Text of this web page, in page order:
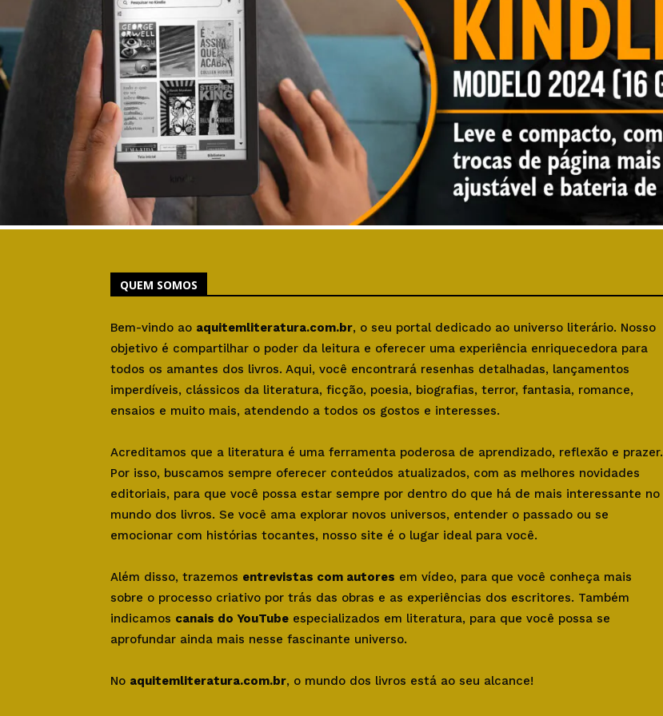
QUEM SOMOS
Bem-vindo ao aquitemliteratura.com.br, o seu portal dedicado ao universo literário. Nosso
objetivo é compartilhar o poder da leitura e oferecer uma experiência enriquecedora para
todos os amantes dos livros. Aqui, você encontrará resenhas detalhadas, lançamentos
imperdíveis, clássicos da literatura, ficção, poesia, biografias, terror, fantasia, romance,
ensaios e muito mais, atendendo a todos os gostos e interesses.
Acreditamos que a literatura é uma ferramenta poderosa de aprendizado, reflexão e prazer.
Por isso, buscamos sempre oferecer conteúdos atualizados, com as melhores novidades
editoriais, para que você possa estar sempre por dentro do que há de mais interessante no
mundo dos livros. Se você ama explorar novos universos, entender o passado ou se
emocionar com histórias tocantes, nosso site é o lugar ideal para você.
Além disso, trazemos entrevistas com autores em vídeo, para que você conheça mais
sobre o processo criativo por trás das obras e as experiências dos escritores. Também
indicamos canais do YouTube especializados em literatura, para que você possa se
aprofundar ainda mais nesse fascinante universo.
No aquitemliteratura.com.br, o mundo dos livros está ao seu alcance!